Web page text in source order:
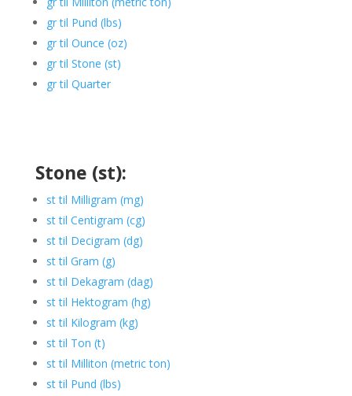
gr til Pund (lbs)
gr til Ounce (oz)
gr til Stone (st)
gr til Quarter
Stone (st):
st til Milligram (mg)
st til Centigram (cg)
st til Decigram (dg)
st til Gram (g)
st til Dekagram (dag)
st til Hektogram (hg)
st til Kilogram (kg)
st til Ton (t)
st til Milliton (metric ton)
st til Pund (lbs)